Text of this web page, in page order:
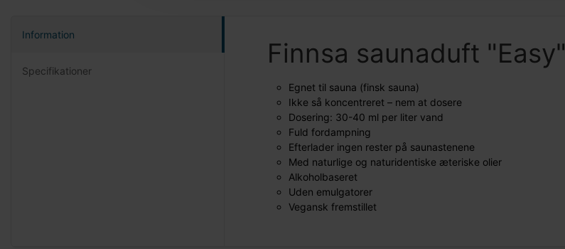
Information
Specifikationer
Finnsa saunaduft "Easy"
Egnet til sauna (finsk sauna)
Ikke så koncentreret – nem at dosere
Dosering: 30-40 ml per liter vand
Fuld fordampning
Efterlader ingen rester på saunastenene
Med naturlige og naturidentiske æteriske olier
Alkoholbaseret
Uden emulgatorer
Vegansk fremstillet